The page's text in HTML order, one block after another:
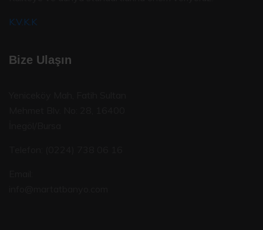
K.V.K.K
Bize Ulaşın